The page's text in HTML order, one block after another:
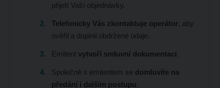
přijetí Vaší objednávky.
Telefonicky Vás zkontaktuje operátor, aby
ověřil a doplnil obdržené údaje.
Emitent vytvoří smluvní dokumentaci.
Společně s emitentem se domluvíte na
předání i dalším postupu.